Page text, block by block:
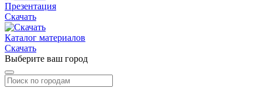
Презентация
Скачать
Каталог материалов
Скачать
Выберите ваш город